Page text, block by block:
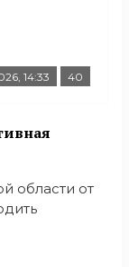
14:33 40
области от